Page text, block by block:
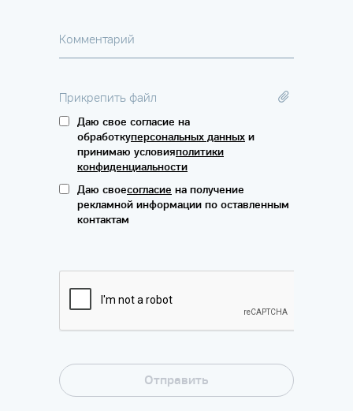
Комментарий
Прикрепить файл
Даю свое согласие на
обработкуперсональных данных и
принимаю условияполитики
конфиденциальности
Даю своесогласие на получение
рекламной информации по оставленным
контактам